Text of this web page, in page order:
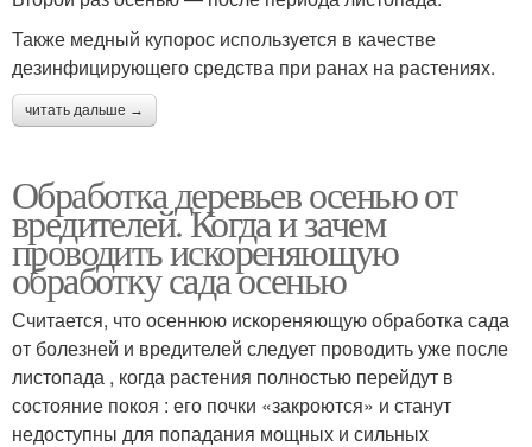
Также медный купорос используется в качестве
дезинфицирующего средства при ранах на растениях.
читать дальше →
Обработка деревьев осенью от
вредителей. Когда и зачем
проводить искореняющую
обработку сада осенью
Считается, что осеннюю искореняющую обработка сада
от болезней и вредителей следует проводить уже после
листопада , когда растения полностью перейдут в
состояние покоя : его почки «закроются» и станут
недоступны для попадания мощных и сильных